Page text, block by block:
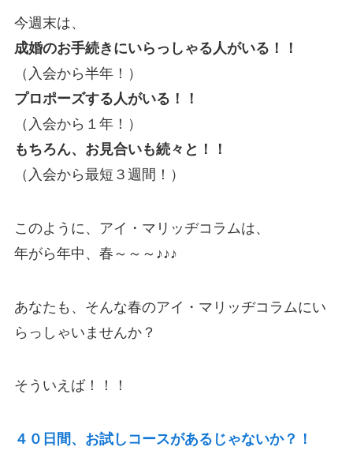
今週末は、
成婚のお手続きにいらっしゃる人がいる！！
（入会から半年！）
プロポーズする人がいる！！
（入会から１年！）
もちろん、お見合いも続々と！！
（入会から最短３週間！）
このように、アイ・マリッヂコラムは、
年がら年中、春～～～♪♪♪
あなたも、そんな春のアイ・マリッヂコラムにい
らっしゃいませんか？
そういえば！！！
４０日間、お試しコースがあるじゃないか？！